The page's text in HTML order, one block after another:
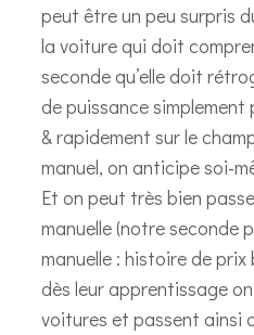
peut être un peu surpris
la voiture qui doit
seconde qu’elle doit
de puissance
& rapidement sur le
manuel, on anticipe soi-
Et on peut très bien
manuelle (notre seconde
manuelle : histoire de
dès leur apprentissage
voitures et passent ainsi